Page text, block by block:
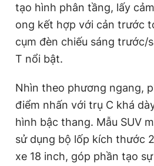
tạo hình phân tầng, lấy
ong kết hợp với cản trước
cụm đèn chiếu sáng trước/
T nổi bật.
Nhìn theo phương ngang,
điểm nhấn với trụ C khá
hình bậc thang. Mẫu SUV
sử dụng bộ lốp kích thước
xe 18 inch, góp phần tạo